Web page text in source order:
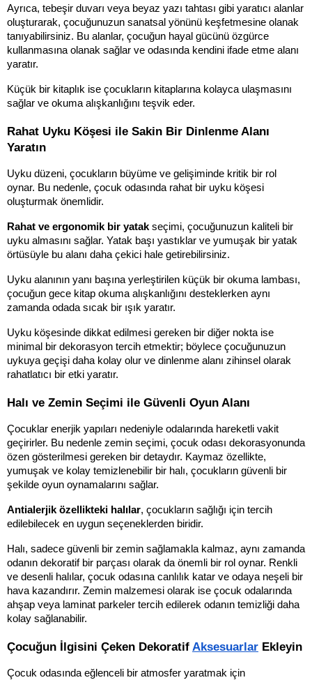
Ayrıca, tebeşir duvarı veya beyaz yazı tahtası gibi yaratıcı alanlar
oluşturarak, çocuğunuzun sanatsal yönünü keşfetmesine olanak
tanıyabilirsiniz. Bu alanlar, çocuğun hayal gücünü özgürce
kullanmasına olanak sağlar ve odasında kendini ifade etme alanı
yaratır.
Küçük bir kitaplık ise çocukların kitaplarına kolayca ulaşmasını
sağlar ve okuma alışkanlığını teşvik eder.
Rahat Uyku Köşesi ile Sakin Bir Dinlenme Alanı
Yaratın
Uyku düzeni, çocukların büyüme ve gelişiminde kritik bir rol
oynar. Bu nedenle, çocuk odasında rahat bir uyku köşesi
oluşturmak önemlidir.
Rahat ve ergonomik bir yatak seçimi, çocuğunuzun kaliteli bir
uyku almasını sağlar. Yatak başı yastıklar ve yumuşak bir yatak
örtüsüyle bu alanı daha çekici hale getirebilirsiniz.
Uyku alanının yanı başına yerleştirilen küçük bir okuma lambası,
çocuğun gece kitap okuma alışkanlığını desteklerken aynı
zamanda odada sıcak bir ışık yaratır.
Uyku köşesinde dikkat edilmesi gereken bir diğer nokta ise
minimal bir dekorasyon tercih etmektir; böylece çocuğunuzun
uykuya geçişi daha kolay olur ve dinlenme alanı zihinsel olarak
rahatlatıcı bir etki yaratır.
Halı ve Zemin Seçimi ile Güvenli Oyun Alanı
Çocuklar enerjik yapıları nedeniyle odalarında hareketli vakit
geçirirler. Bu nedenle zemin seçimi, çocuk odası dekorasyonunda
özen gösterilmesi gereken bir detaydır. Kaymaz özellikte,
yumuşak ve kolay temizlenebilir bir halı, çocukların güvenli bir
şekilde oyun oynamalarını sağlar.
Antialerjik özellikteki halılar, çocukların sağlığı için tercih
edilebilecek en uygun seçeneklerden biridir.
Halı, sadece güvenli bir zemin sağlamakla kalmaz, aynı zamanda
odanın dekoratif bir parçası olarak da önemli bir rol oynar. Renkli
ve desenli halılar, çocuk odasına canlılık katar ve odaya neşeli bir
hava kazandırır. Zemin malzemesi olarak ise çocuk odalarında
ahşap veya laminat parkeler tercih edilerek odanın temizliği daha
kolay sağlanabilir.
Çocuğun İlgisini Çeken Dekoratif Aksesuarlar Ekleyin
Çocuk odasında eğlenceli bir atmosfer yaratmak için